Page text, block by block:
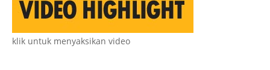
klik untuk menyaksikan video